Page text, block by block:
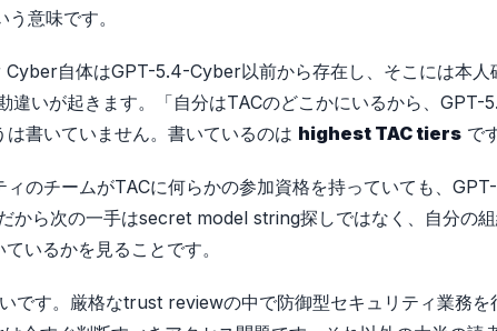
意味です。
自体はGPT-5.4-Cyber以前から存在し、そこには本人
いが起きます。「自分はTACのどこかにいるから、GPT-
書いていません。書いているのは highest TAC tiers で
のチームがTACに何らかの参加資格を持っていても、
から次の一手はsecret model string探しではなく、自分の
いるかを見ることです。
です。厳格なtrust reviewの中で防御型セキュリティ業務を